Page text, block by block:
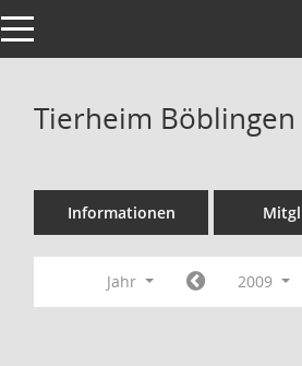
Toggle navigation
Tierheim
Informationen
Jahr 2009